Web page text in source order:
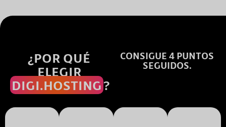
¿POR QUÉ
ELEGIR
DIGI.HOSTING ?
CONSIGUE 4 PUNTOS
SEGUIDOS.